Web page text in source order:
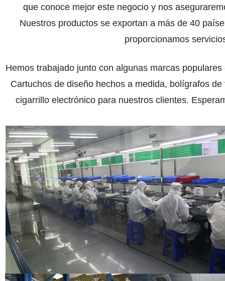
que conoce mejor este negocio y nos
Nuestros productos se exportan a más de 40
proporcionamos
Hemos trabajado junto con algunas marcas
Cartuchos de diseño hechos a medida, bolígrafos
cigarrillo electrónico para nuestros clientes.